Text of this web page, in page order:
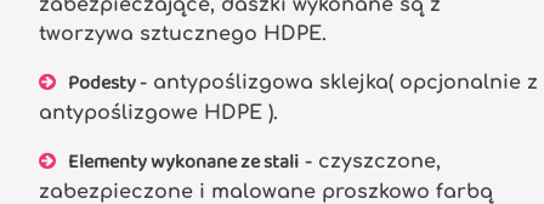
tworzywa sztucznego HDPE.
Podesty- antypoślizgowa sklejka( opcjonalnie z
antypoślizgowe HDPE ).
Elementy wykonane ze stali - czyszczone,
zabezpieczone i malowane proszkowo farbą